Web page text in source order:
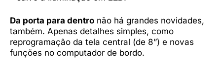
Da porta para dentro não há grandes novidades,
também. Apenas detalhes simples, como
reprogramação da tela central (de 8”) e novas
funções no computador de bordo.